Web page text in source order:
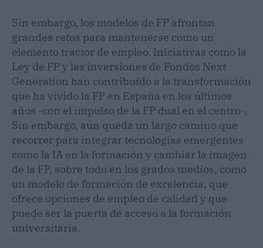
Sin embargo, los modelos de FP afrontan
grandes retos para mantenerse como un
elemento tractor de empleo. Iniciativas como la
Ley de FP y las inversiones de Fondos Next
Generation han contribuido a la transformación
que ha vivido la FP en España en los últimos
años -con el impulso de la FP dual en el centro-.
Sin embargo, aún queda un largo camino que
recorrer para integrar tecnologías emergentes
como la IA en la formación y cambiar la imagen
de la FP, sobre todo en los grados medios, como
un modelo de formación de excelencia, que
ofrece opciones de empleo de calidad y que
puede ser la puerta de acceso a la formación
universitaria.